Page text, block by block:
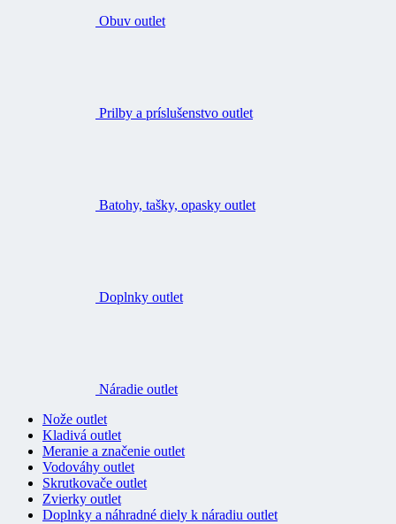
Obuv outlet
Prilby a príslušenstvo outlet
Batohy, tašky, opasky outlet
Doplnky outlet
Náradie outlet
Nože outlet
Kladivá outlet
Meranie a značenie outlet
Vodováhy outlet
Skrutkovače outlet
Zvierky outlet
Doplnky a náhradné diely k náradiu outlet